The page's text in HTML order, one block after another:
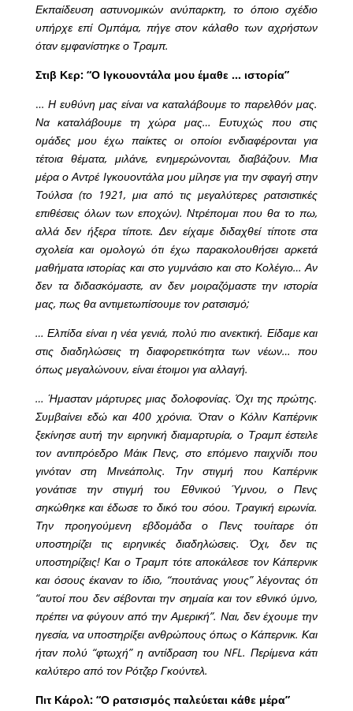
Εκπαίδευση αστυνομικών ανύπαρκτη, το όποιο σχέδιο
υπήρχε επί Ομπάμα, πήγε στον κάλαθο των αχρήστων
όταν εμφανίστηκε ο Τραμπ.
Στιβ Κερ: “Ο Ιγκουοντάλα μου έμαθε … ιστορία”
… Η ευθύνη μας είναι να καταλάβουμε το παρελθόν μας.
Να καταλάβουμε τη χώρα μας… Ευτυχώς που στις
ομάδες μου έχω παίκτες οι οποίοι ενδιαφέρονται για
τέτοια θέματα, μιλάνε, ενημερώνονται, διαβάζουν. Μια
μέρα ο Αντρέ Ιγκουοντάλα μου μίλησε για την σφαγή στην
Τούλσα (το 1921, μια από τις μεγαλύτερες ρατσιστικές
επιθέσεις όλων των εποχών). Ντρέπομαι που θα το πω,
αλλά δεν ήξερα τίποτε. Δεν είχαμε διδαχθεί τίποτε στα
σχολεία και ομολογώ ότι έχω παρακολουθήσει αρκετά
μαθήματα ιστορίας και στο γυμνάσιο και στο Κολέγιο… Αν
δεν τα διδασκόμαστε, αν δεν μοιραζόμαστε την ιστορία
μας, πως θα αντιμετωπίσουμε τον ρατσισμό;
… Ελπίδα είναι η νέα γενιά, πολύ πιο ανεκτική. Είδαμε και
στις διαδηλώσεις τη διαφορετικότητα των νέων… που
όπως μεγαλώνουν, είναι έτοιμοι για αλλαγή.
… Ήμασταν μάρτυρες μιας δολοφονίας. Όχι της πρώτης.
Συμβαίνει εδώ και 400 χρόνια. Όταν ο Κόλιν Καπέρνικ
ξεκίνησε αυτή την ειρηνική διαμαρτυρία, ο Τραμπ έστειλε
τον αντιπρόεδρο Mάικ Πενς, στο επόμενο παιχνίδι που
γινόταν στη Μινεάπολις. Την στιγμή που Καπέρνικ
γονάτισε την στιγμή του Εθνικού Ύμνου, ο Πενς
σηκώθηκε και έδωσε το δικό του σόου. Τραγική ειρωνία.
Την προηγούμενη εβδομάδα ο Πενς τουίταρε ότι
υποστηρίζει τις ειρηνικές διαδηλώσεις. Όχι, δεν τις
υποστηρίζεις! Και ο Τραμπ τότε αποκάλεσε τον Κάπερνικ
και όσους έκαναν το ίδιο, “πουτάνας γιους” λέγοντας ότι
“αυτοί που δεν σέβονται την σημαία και τον εθνικό ύμνο,
πρέπει να φύγουν από την Αμερική”. Ναι, δεν έχουμε την
ηγεσία, να υποστηρίξει ανθρώπους όπως ο Κάπερνικ. Και
ήταν πολύ “φτωχή” η αντίδραση του NFL. Περίμενα κάτι
καλύτερο από τον Ρότζερ Γκούντελ.
Πιτ Κάρολ: “Ο ρατσισμός παλεύεται κάθε μέρα”